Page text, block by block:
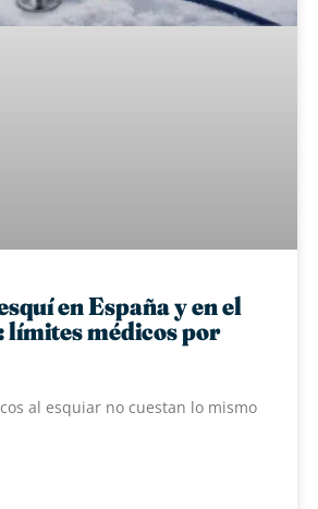
en España y en el
médicos por
al esquiar no cuestan lo mismo